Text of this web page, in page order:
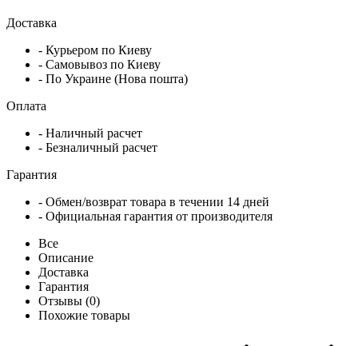
Доставка
- Курьером по Киеву
- Самовывоз по Киеву
- По Украине (Нова пошта)
Оплата
- Наличный расчет
- Безналичный расчет
Гарантия
- Обмен/возврат товара в течении 14 дней
- Официальная гарантия от производителя
Все
Описание
Доставка
Гарантия
Отзывы (0)
Похожие товары